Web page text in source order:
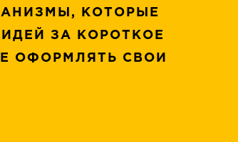
КОТОРЫЕ
ЗА КОРОТКОЕ
ОФОРМЛЯТЬ СВОИ